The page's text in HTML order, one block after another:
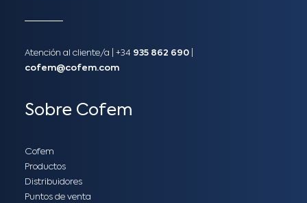
Atención al cliente/a​ | +34 935 862 690
cofem@cofem.com
Sobre Cofem
Cofem
Productos
Distribuidores
Puntos de venta